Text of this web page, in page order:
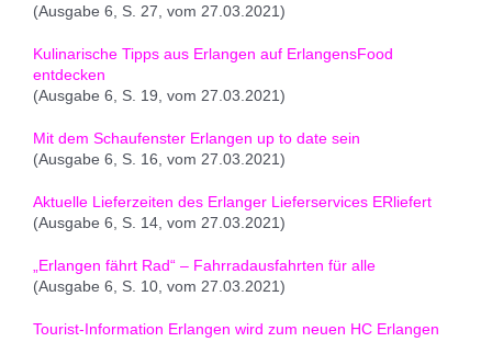
(Ausgabe 6, S. 27, vom 27.03.2021)
Kulinarische Tipps aus Erlangen auf ErlangensFood
entdecken
(Ausgabe 6, S. 19, vom 27.03.2021)
Mit dem Schaufenster Erlangen up to date sein
(Ausgabe 6, S. 16, vom 27.03.2021)
Aktuelle Lieferzeiten des Erlanger Lieferservices ERliefert
(Ausgabe 6, S. 14, vom 27.03.2021)
„Erlangen fährt Rad“ – Fahrradausfahrten für alle
(Ausgabe 6, S. 10, vom 27.03.2021)
Tourist-Information Erlangen wird zum neuen HC Erlangen